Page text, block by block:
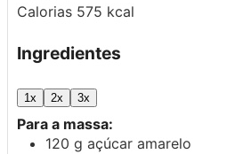
Calorias 575 kcal
Ingredientes
1x 2x 3x
Para a massa:
120 g açúcar amarelo